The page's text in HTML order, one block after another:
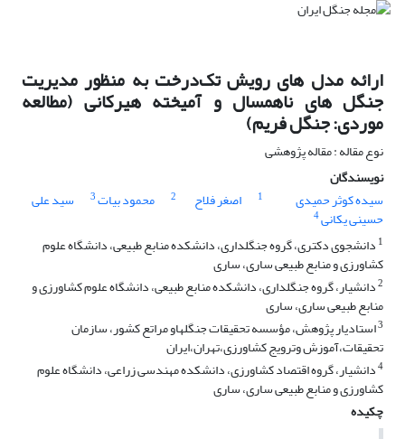
ارائه مدل های رویش تک‌درخت به منظور مدیریت
جنگل های ناهمسال و آمیخته هیرکانی (مطالعه
موردی: جنگل فریم)
نوع مقاله : مقاله پژوهشی
نویسندگان
سیده کوثر حمیدی
1 اصغر فلاح 2 محمود بیات3 سید علی
حسینی یکانی4
1 دانشجوی دکتری، گروه جنگلداری، دانشکده منابع طبیعی، دانشگاه علوم
کشاورزی و منابع طبیعی ساری، ساری
2دانشیار، گروه جنگلداری، دانشکده منابع طبیعی، دانشگاه علوم کشاورزی و
منابع طبیعی ساری، ساری
3استادیار پژوهش، مؤسسه تحقیقات جنگلهاو مراتع کشور، سازمان
تحقیقات،آموزش وترویج کشاورزی،تهران،ایران
4دانشیار، گروه اقتصاد کشاورزی، دانشکده مهندسی زراعی، دانشگاه علوم
کشاورزی و منابع طبیعی ساری، ساری
چکیده